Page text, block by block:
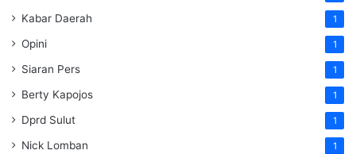
Kabar Daerah 1
Opini 1
Siaran Pers 1
Berty Kapojos 1
Dprd Sulut 1
Nick Lomban 1